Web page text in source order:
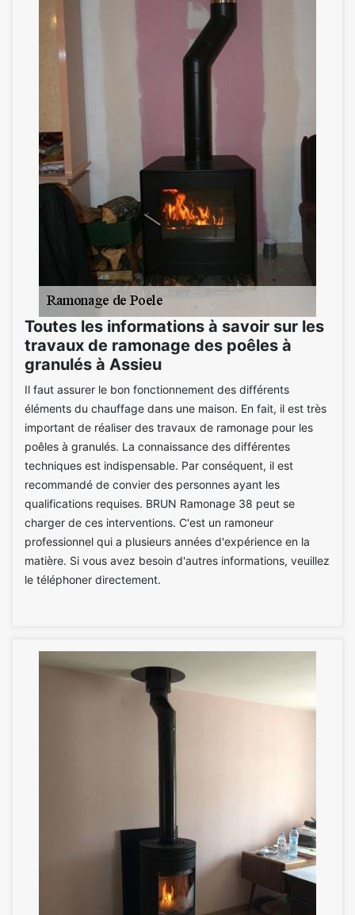
Toutes les informations à savoir sur les
travaux de ramonage des poêles à
granulés à Assieu
Il faut assurer le bon fonctionnement des différents
éléments du chauffage dans une maison. En fait, il est très
important de réaliser des travaux de ramonage pour les
poêles à granulés. La connaissance des différentes
techniques est indispensable. Par conséquent, il est
recommandé de convier des personnes ayant les
qualifications requises. BRUN Ramonage 38 peut se
charger de ces interventions. C'est un ramoneur
professionnel qui a plusieurs années d'expérience en la
matière. Si vous avez besoin d'autres informations, veuillez
le téléphoner directement.